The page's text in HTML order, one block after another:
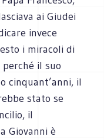
ai Giudei
invece
i miracoli di
il suo
cinquant’anni, il
stato se
il
Giovanni è